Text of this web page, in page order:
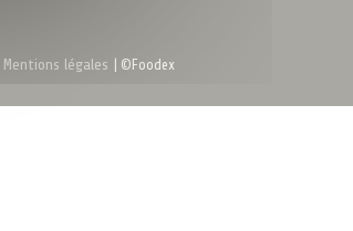
Mentions légales | ©Foodex